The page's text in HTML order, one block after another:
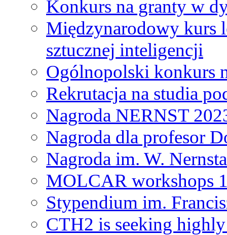
Konkurs na granty w
Międzynarodowy kurs
sztucznej inteligencji
Ogólnopolski konkurs
Rekrutacja na studia
Nagroda NERNST
Nagroda dla profesor
Nagroda im. W.
MOLCAR workshops
Stypendium im.
CTH2 is seeking